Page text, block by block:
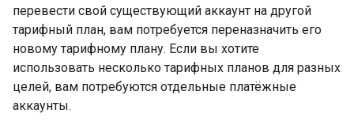
перевести свой существующий аккаунт на другой
тарифный план, вам потребуется переназначить его
новому тарифному плану. Если вы хотите
использовать несколько тарифных планов для разных
целей, вам потребуются отдельные платёжные
аккаунты.